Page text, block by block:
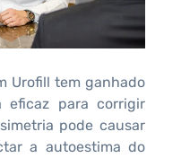
Urofill tem ganhado
eficaz para corrigir
pode causar
a autoestima do